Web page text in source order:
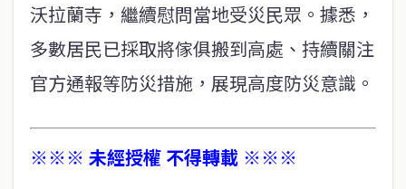
沃拉蘭寺，繼續慰問當地受災民眾。據悉，
多數居民已採取將傢俱搬到高處、持續關注
官方通報等防災措施，展現高度防災意識。
※※※ 未經授權 不得轉載 ※※※